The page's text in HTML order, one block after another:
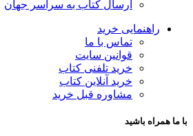
ارسال کتاب به سراسر جهان
راهنمایی خرید
تماس با ما
قوانین سایت
خرید تلفنی کتاب
خرید آنلاین کتاب
مشاوره قبل خرید
با ما همراه باشید